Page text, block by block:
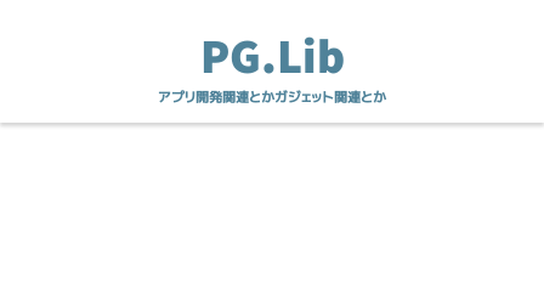
PG.Lib
アプリ開発関連とかガジェット関連とか